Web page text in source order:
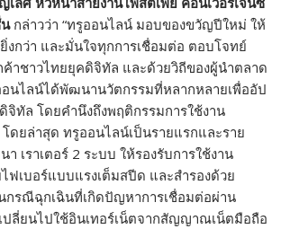
กล่าวว่า “ทรูออนไลน์ มอบของขวัญปีใหม่ ให้
งกว่า และมั่นใจทุกการเชื่อมต่อ ตอบโจทย์
ค้าชาวไทยยุคดิจิทัล และด้วยวิถีของผู้นำตลาด
นไลน์ได้พัฒนานวัตกรรมที่หลากหลายเพื่ออัป
จิทัล โดยคำนึงถึงพฤติกรรมการใช้งาน
ดยล่าสุด ทรูออนไลน์เป็นรายแรกและราย
เราเตอร์ 2 ระบบ ให้รองรับการใช้งาน
ฟเบอร์แบบแรงเต็มสปีด และสำรองด้วย
กรณีฉุกเฉินที่เกิดปัญหาการเชื่อมต่อผ่าน
เปลี่ยนไปใช้อินเทอร์เน็ตจากสัญญาณเน็ตมือถือ